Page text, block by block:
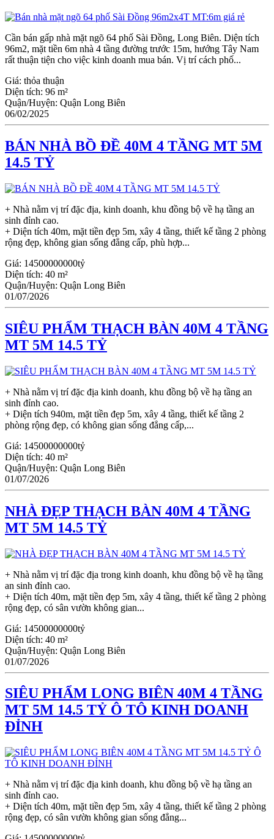
Cần bán gấp nhà mặt ngõ 64 phố Sài Đồng, Long Biên. Diện tích
96m2, mặt tiền 6m nhà 4 tầng đường trước 15m, hướng Tây Nam
rất thuận tiện cho việc kinh doanh mua bán. Vị trí cách phố...
Giá: thỏa thuận
Diện tích: 96 m²
Quận/Huyện: Quận Long Biên
06/02/2025
BÁN NHÀ BỒ ĐỀ 40M 4 TẦNG MT 5M
14.5 TỶ
+ Nhà nằm vị trí đặc địa, kinh doanh, khu đồng bộ về hạ tầng an
sinh đỉnh cao.
+ Diện tích 40m, mặt tiền đẹp 5m, xây 4 tầng, thiết kế tầng 2 phòng
rộng đẹp, không gian sống đẳng cấp, phù hợp...
Giá: 14500000000tỷ
Diện tích: 40 m²
Quận/Huyện: Quận Long Biên
01/07/2026
SIÊU PHẨM THẠCH BÀN 40M 4 TẦNG
MT 5M 14.5 TỶ
+ Nhà nằm vị trí đặc địa kinh doanh, khu đồng bộ về hạ tầng an
sinh đỉnh cao.
+ Diện tích 940m, mặt tiền đẹp 5m, xây 4 tầng, thiết kế tầng 2
phòng rộng đẹp, có không gian sống đẳng cấp,...
Giá: 14500000000tỷ
Diện tích: 40 m²
Quận/Huyện: Quận Long Biên
01/07/2026
NHÀ ĐẸP THẠCH BÀN 40M 4 TẦNG
MT 5M 14.5 TỶ
+ Nhà nằm vị trí đặc địa trong kinh doanh, khu đồng bộ về hạ tầng
an sinh đỉnh cao.
+ Diện tích 40m, mặt tiền đẹp 5m, xây 4 tầng, thiết kế tầng 2 phòng
rộng đẹp, có sân vườn không gian...
Giá: 14500000000tỷ
Diện tích: 40 m²
Quận/Huyện: Quận Long Biên
01/07/2026
SIÊU PHẨM LONG BIÊN 40M 4 TẦNG
MT 5M 14.5 TỶ Ô TÔ KINH DOANH
ĐỈNH
+ Nhà nằm vị trí đặc địa kinh doanh, khu đồng bộ về hạ tầng an
sinh đỉnh cao.
+ Diện tích 40m, mặt tiền đẹp 5m, xây 4 tầng, thiết kế tầng 2 phòng
rộng đẹp, có sân vườn không gian sống đẳng...